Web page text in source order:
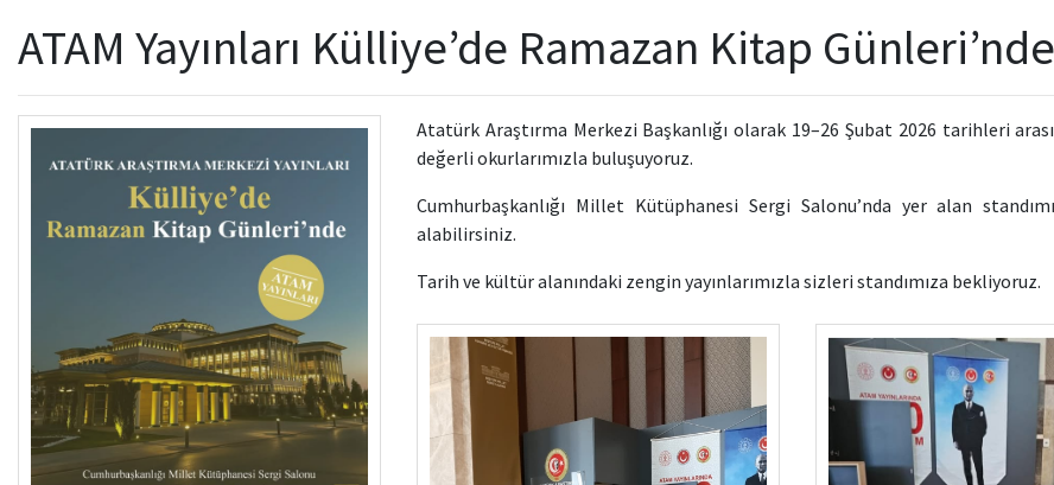
ATAM Yayınları Külliye’de Ramazan Kitap Günleri’nde
Atatürk Araştırma Merkezi Başkanlığı olarak 19–26 Şubat 2026 tarihleri
değerli okurlarımızla buluşuyoruz.
Cumhurbaşkanlığı Millet Kütüphanesi Sergi Salonu’nda yer alan
alabilirsiniz.
Tarih ve kültür alanındaki zengin yayınlarımızla sizleri standımıza bekliyoruz.